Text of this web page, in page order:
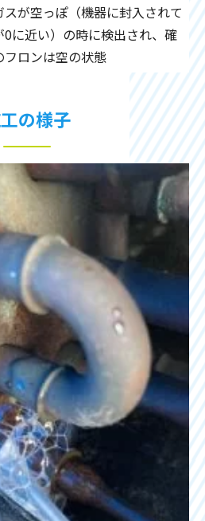
が空っぽ（機器に封入されて
に近い）の時に検出され、確
ロンは空の状態
の様子